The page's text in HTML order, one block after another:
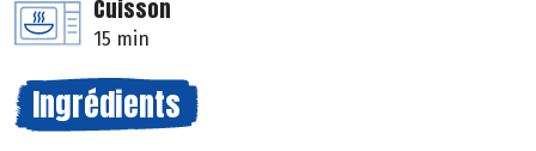
Cuisson
15 min
Ingrédients